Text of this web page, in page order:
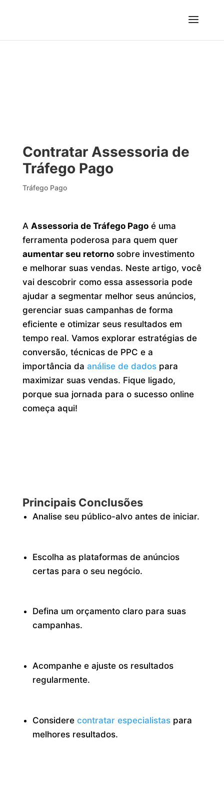
Contratar Assessoria de
Tráfego Pago
Tráfego Pago
A Assessoria de Tráfego Pagoé uma
ferramenta poderosa para quem quer
aumentar seu retornosobre investimento
e melhorar suas vendas. Neste artigo, você
vai descobrir como essa assessoria pode
ajudar a segmentar melhor seus anúncios,
gerenciar suas campanhas de forma
eficiente e otimizar seus resultados em
tempo real. Vamos explorar estratégias de
conversão, técnicas de PPC e a
importância da análise de dadospara
maximizar suas vendas. Fique ligado,
porque sua jornada para o sucesso online
começa aqui!
Principais Conclusões
Analise seu público-alvo antes de iniciar.
Escolha as plataformas de anúncios
certas para o seu negócio.
Defina um orçamento claro para suas
campanhas.
Acompanhe e ajuste os resultados
regularmente.
Considerecontratar especialistas para
melhores resultados.